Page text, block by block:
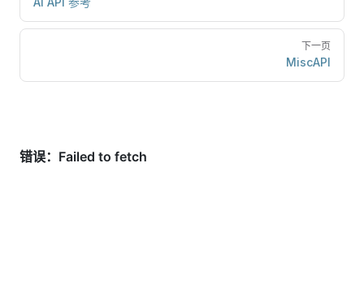
下一页
MiscAPI